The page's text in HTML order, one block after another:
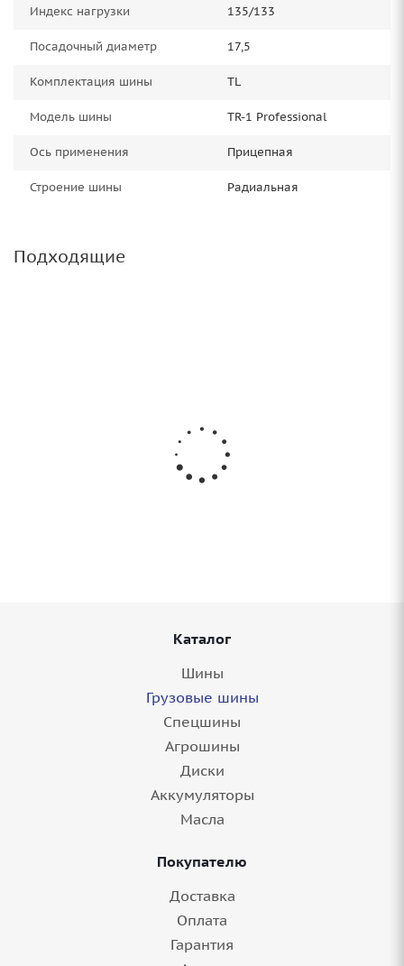
Индекс нагрузки 135/133
Посадочный диаметр 17,5
Комплектация шины TL
Модель шины TR-1 Professional
Ось применения Прицепная
Строение шины Радиальная
Подходящие
Каталог
Шины
Грузовые шины
Спецшины
Агрошины
Диски
Аккумуляторы
Масла
Покупателю
Доставка
Оплата
Гарантия